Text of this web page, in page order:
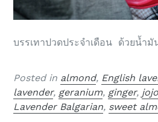
บรรเทาปวดประจำเดือน ด้วยน้ำมั
Posted in almond, English
lavender, geranium, ginger,
Lavender Balgarian, sweet